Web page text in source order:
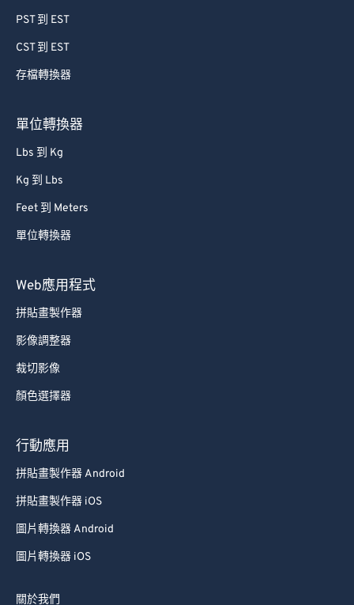
PST 到 EST
CST 到 EST
存檔轉換器
單位轉換器
Lbs 到 Kg
Kg 到 Lbs
Feet 到 Meters
單位轉換器
Web應用程式
拼貼畫製作器
影像調整器
裁切影像
顏色選擇器
行動應用
拼貼畫製作器 Android
拼貼畫製作器 iOS
圖片轉換器 Android
圖片轉換器 iOS
關於我們